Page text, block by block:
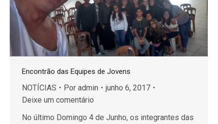
Encontrão das Equipes de Jovens
NOTÍCIAS Por admin
junho 6, 2017
Deixe um comentário
No último Domingo 4 de Junho, os integrantes das